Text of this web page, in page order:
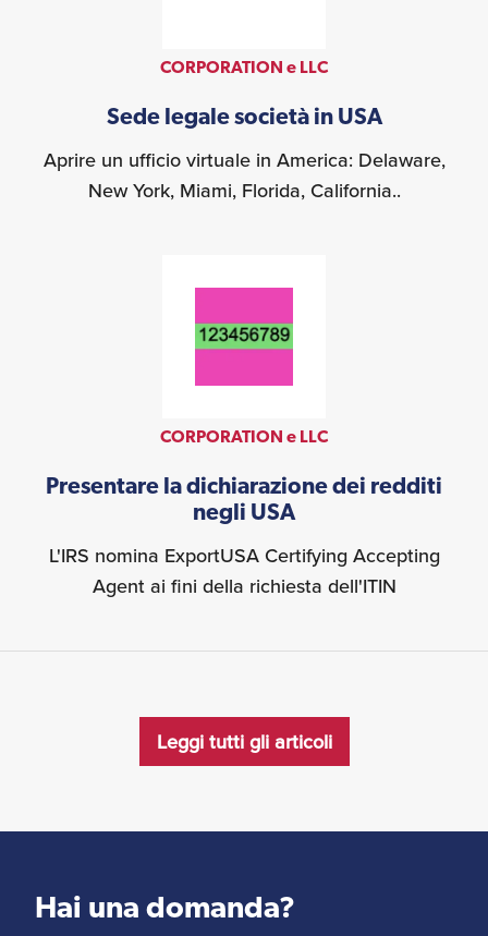
CORPORATION e LLC
Sede legale società in USA
Aprire un ufficio virtuale in America: Delaware,
New York, Miami, Florida, California..
CORPORATION e LLC
Presentare la dichiarazione dei redditi
negli USA
L'IRS nomina ExportUSA Certifying Accepting
Agent ai fini della richiesta dell'ITIN
Leggi tutti gli articoli
Hai una domanda?